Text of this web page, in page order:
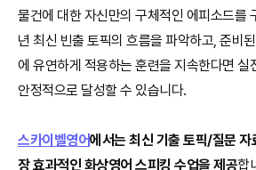
물건에 대한 자신만의 구체적인 에피소드를
년 최신 빈출 토픽의 흐름을 파악하고, 준비
에 유연하게 적용하는 훈련을 지속한다면 실
안정적으로 달성할 수 있습니다.
스카이벨영어에서는 최신 기출 토픽/질문
장 효과적인 화상영어 스피킹 수업을 제공합